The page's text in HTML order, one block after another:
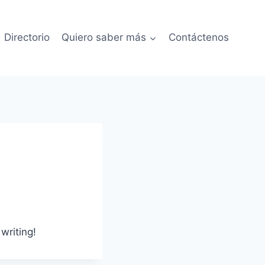
Directorio Quiero saber más Contáctenos